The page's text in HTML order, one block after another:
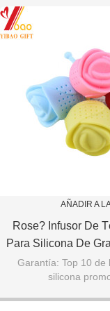
AÑADIR A
Rose? Infusor De
Para Silicona De
FDA
Garantía: Top 10 de
silicona
más de 6